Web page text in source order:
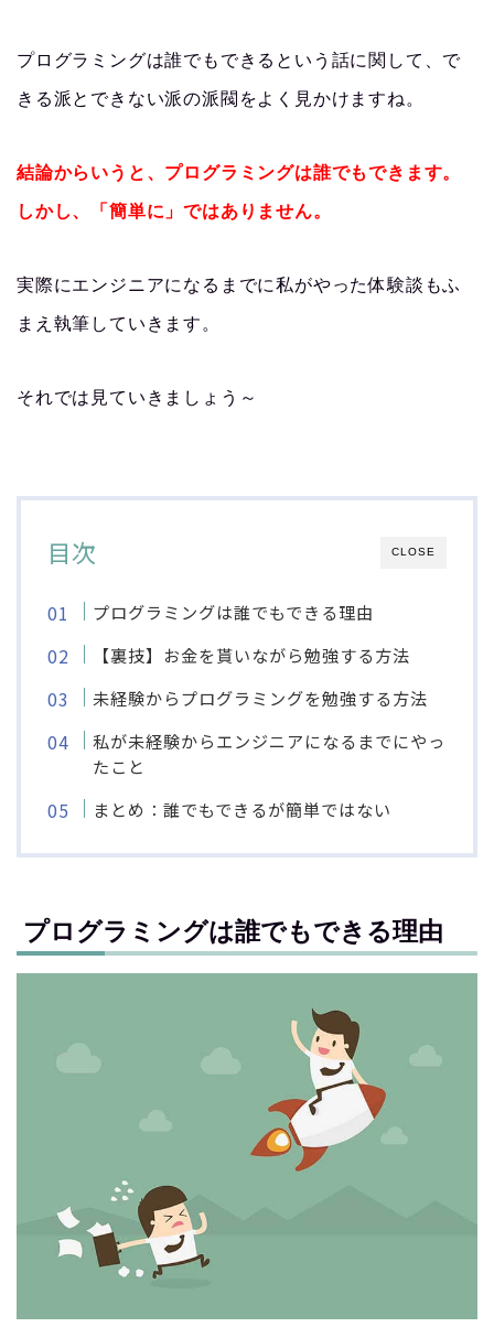
プログラミングは誰でもできるという話に関して、で
きる派とできない派の派閥をよく見かけますね。
結論からいうと、プログラミングは誰でもできます。
しかし、「簡単に」ではありません。
実際にエンジニアになるまでに私がやった体験談もふ
まえ執筆していきます。
それでは見ていきましょう～
CLOSE
目次
プログラミングは誰でもできる理由
【裏技】お金を貰いながら勉強する方法
未経験からプログラミングを勉強する方法
私が未経験からエンジニアになるまでにやっ
たこと
まとめ：誰でもできるが簡単ではない
プログラミングは誰でもできる理由